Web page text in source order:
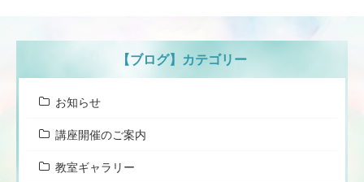
【ブログ】カテゴリー
お知らせ
講座開催のご案内
教室ギャラリー